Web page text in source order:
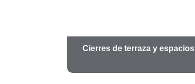
Cierres de terraza y espacios